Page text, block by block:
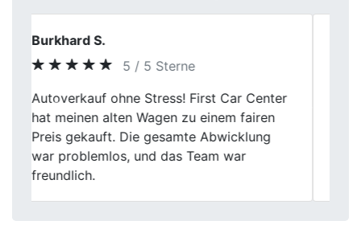
Katrin Schwarz
5 / 5 Sterne
Ich kann First Car Center in Fröndenberg
nur empfehlen. Der Verkauf meines Autos
war total easy, die Bewertung war fair und
die Mitarbeiter waren richtig freundlich.
Alles lief wie am Schnürchen.
Previous